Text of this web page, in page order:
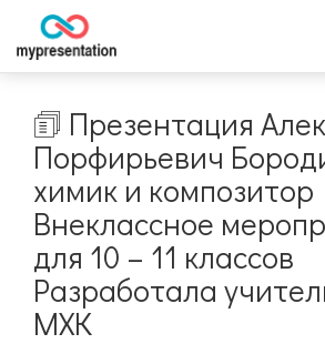
🗊 Презентация
Порфирьевич
химик и композитор
Внеклассное
для 10 – 11 классов
Разработала
МХК